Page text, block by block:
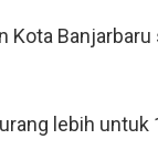
Kota Banjarbaru
lebih untuk